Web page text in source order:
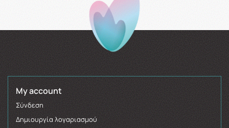
My account
Σύνδεση
Δημιουργία λογαριασμού